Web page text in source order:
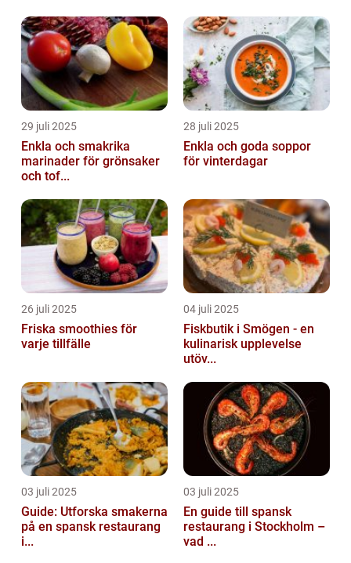
29 juli 2025
Enkla och smakrika
marinader för grönsaker
och tof...
28 juli 2025
Enkla och goda soppor
för vinterdagar
26 juli 2025
Friska smoothies för
varje tillfälle
04 juli 2025
Fiskbutik i Smögen - en
kulinarisk upplevelse
utöv...
03 juli 2025
Guide: Utforska smakerna
på en spansk restaurang
i...
03 juli 2025
En guide till spansk
restaurang i Stockholm –
vad ...